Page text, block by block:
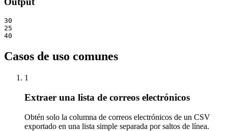
30
25
40
Casos de uso comunes
1
Extraer una lista de correos electrónicos
Obtén solo la columna de correos electrónicos de un CSV
exportado en una lista simple separada por saltos de línea.